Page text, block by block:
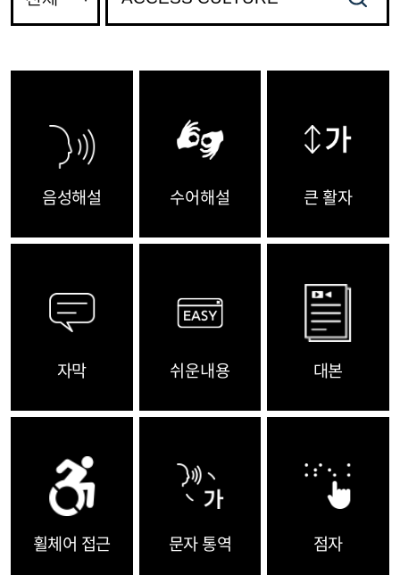
음성해설 수어해설 큰 활자
자막 쉬운내용 대본
휠체어 접근 문자 통역 점자